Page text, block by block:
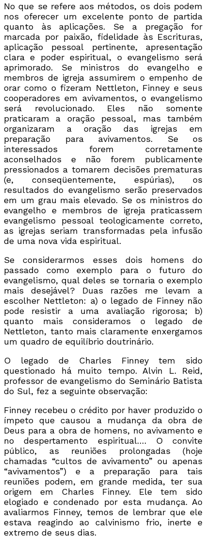
No que se refere aos métodos, os dois podem
nos oferecer um excelente ponto de partida
quanto às aplicações. Se a pregação for
marcada por paixão, fidelidade às Escrituras,
aplicação pessoal pertinente, apresentação
clara e poder espiritual, o evangelismo será
aprimorado. Se ministros do evangelho e
membros de igreja assumirem o empenho de
orar como o fizeram Nettleton, Finney e seus
cooperadores em avivamentos, o evangelismo
será revolucionado. Eles não somente
praticaram a oração pessoal, mas também
organizaram a oração das igrejas em
preparação para avivamentos. Se os
interessados forem corretamente
aconselhados e não forem publicamente
pressionados a tomarem decisões prematuras
(e, conseqüentemente, espúrias), os
resultados do evangelismo serão preservados
em um grau mais elevado. Se os ministros do
evangelho e membros de igreja praticassem
evangelismo pessoal teologicamente correto,
as igrejas seriam transformadas pela infusão
de uma nova vida espiritual.
Se considerarmos esses dois homens do
passado como exemplo para o futuro do
evangelismo, qual deles se tornaria o exemplo
mais desejável? Duas razões me levam a
escolher Nettleton: a) o legado de Finney não
pode resistir a uma avaliação rigorosa; b)
quanto mais consideramos o legado de
Nettleton, tanto mais claramente enxergamos
um quadro de equilíbrio doutrinário.
O legado de Charles Finney tem sido
questionado há muito tempo. Alvin L. Reid,
professor de evangelismo do Seminário Batista
do Sul, fez a seguinte observação:
Finney recebeu o crédito por haver produzido o
ímpeto que causou a mudança da obra de
Deus para a obra de homens, no avivamento e
no despertamento espiritual…. O convite
público, as reuniões prolongadas (hoje
chamadas “cultos de avivamento” ou apenas
“avivamentos”) e a preparação para tais
reuniões podem, em grande medida, ter sua
origem em Charles Finney. Ele tem sido
elogiado e condenado por esta mudança. Ao
avaliarmos Finney, temos de lembrar que ele
estava reagindo ao calvinismo frio, inerte e
extremo de seus dias.